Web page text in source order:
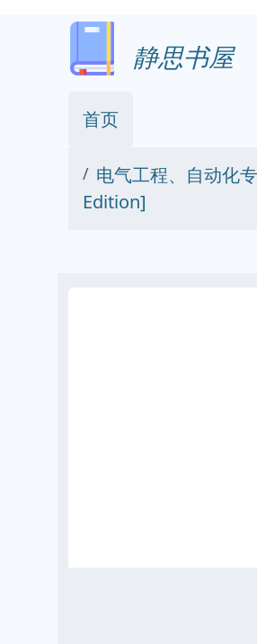
静思书屋
首页
电气工程、自动化
Edition]